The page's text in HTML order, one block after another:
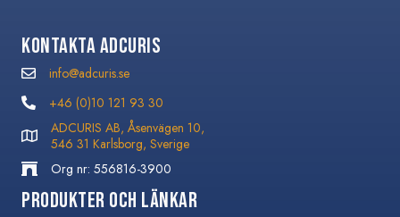
Kontakta Adcuris
info@adcuris.se
info@adcuris.se
+46 (0)10 121 93 30
+46 (0)10 121 93 30
ADCURIS AB, Åsenvägen 10,
546 31 Karlsborg, Sverige
Org nr: 556816-3900
Produkter och Länkar